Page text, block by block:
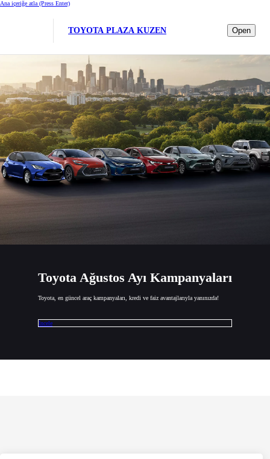
Ana içeriğe atla (Press Enter)
TOYOTA PLAZA KUZEN Open
Toyota Ağustos Ayı Kampanyaları
Toyota, en güncel araç kampanyaları, kredi ve faiz avantajlarıyla yanınızda!
İncele